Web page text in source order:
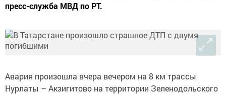
пресс-служба МВД по РТ.
Авария произошла вчера вечером на 8 км трассы
Нурлаты – Акзигитово на территории Зеленодольского